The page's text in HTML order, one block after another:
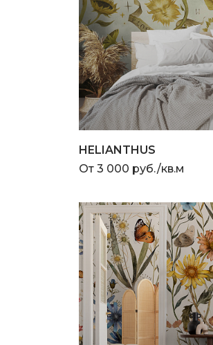
HELIANTHUS
От 3 000 руб./кв.м